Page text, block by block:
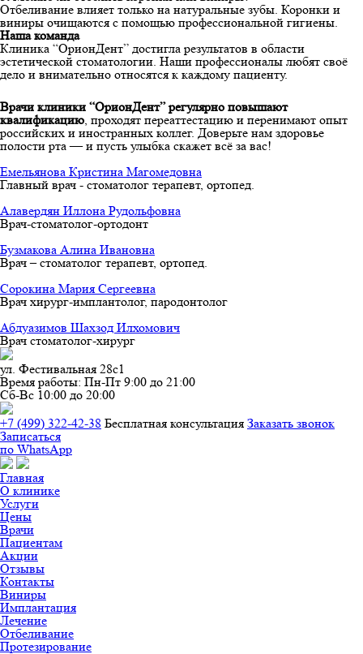
Отбеливание влияет только на натуральные зубы. Коронки и
виниры очищаются с помощью профессиональной гигиены.
Наша команда
Клиника “ОрионДент” достигла результатов в области
эстетической стоматологии. Наши профессионалы любят своё
дело и внимательно относятся к каждому пациенту.
Врачи клиники “ОрионДент” регулярно повышают
квалификацию, проходят переаттестацию и перенимают опыт
российских и иностранных коллег. Доверьте нам здоровье
полости рта — и пусть улыбка скажет всё за вас!
Емельянова Кристина Магомедовна
Главный врач - стоматолог терапевт, ортопед.
Алавердян Иллона Рудольфовна
Врач-стоматолог-ортодонт
Бузмакова Алина Ивановна
Врач – стоматолог терапевт, ортопед.
Сорокина Мария Сергеевна
Врач хирург-имплантолог, пародонтолог
Абдуазимов Шахзод Илхомович
Врач стоматолог-хирург
ул. Фестивальная 28с1
Время работы: Пн-Пт 9:00 до 21:00
Сб-Вс 10:00 до 20:00
+7 (499) 322-42-38 Бесплатная конcультация Заказать звонок
Записаться
по WhatsApp
Главная
О клинике
Услуги
Цены
Врачи
Пациентам
Акции
Отзывы
Контакты
Виниры
Имплантация
Лечение
Отбеливание
Протезирование